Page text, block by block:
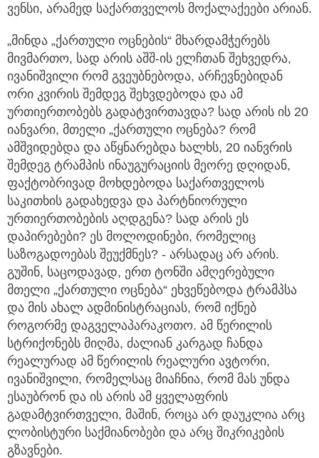
ვენსი, არამედ საქართველოს მოქალაქეები არიან.
„მინდა „ქართული ოცნების“ მხარდამჭერებს
მივმართო, სად არის აშშ-ის ელჩთან შეხვედრა,
ივანიშვილი რომ გვეუბნებოდა, არჩევნებიდან
ორი კვირის შემდეგ შეხვდებოდა და ამ
ურთიერთობებს გადატვირთავდა? სად არის ის 20
იანვარი, მთელი „ქართული ოცნება? რომ
ამშვიდებდა და აწყნარებდა ხალხს, 20 იანვრის
შემდეგ ტრამპის ინაუგურაციის მეორე დღიდან,
ფაქტობრივად მოხდებოდა საქართველოს
საკითხის გადახედვა და პარტნიორული
ურთიერთობების აღდგენა? სად არის ეს
დაპირებები? ეს მოლოდინები, რომელიც
საზოგადოებას შეუქმნეს? - არსადაც არ არის.
გუშინ, საცოდავად, ერთ ტონში ამღერებული
მთელი „ქართული ოცნება“ ეხვეწებოდა ტრამპსა
და მის ახალ ადმინისტრაციას, რომ იქნებ
როგორმე დაგველაპარაკოთო. ამ წერილის
სტრიქონებს მიღმა, ძალიან კარგად ჩანდა
რეალურად ამ წერილის რეალური ავტორი,
ივანიშვილი, რომელსაც მიაჩნია, რომ მას უნდა
ესაუბრონ და ის არის ამ ყველაფრის
გადამტვირთველი, მაშინ, როცა არ დაუკლია არც
ლობისტური საქმიანობები და არც შიკრიკების
გზავნები.